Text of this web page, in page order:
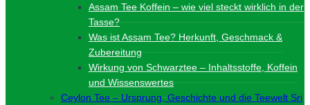
Assam Tee Koffein – wie viel steckt wirklich in der
Tasse?
Was ist Assam Tee? Herkunft, Geschmack &
Zubereitung
Wirkung von Schwarztee – Inhaltsstoffe, Koffein
und Wissenswertes
Ceylon Tee – Ursprung, Geschichte und die Teewelt Sri